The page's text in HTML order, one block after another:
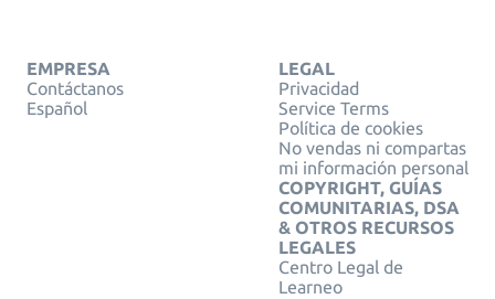
EMPRESA
Contáctanos
Español
LEGAL
Privacidad
Service Terms
Política de cookies
No vendas ni compartas
mi información personal
COPYRIGHT, GUÍAS
COMUNITARIAS, DSA
& OTROS RECURSOS
LEGALES
Centro Legal de
Learneo